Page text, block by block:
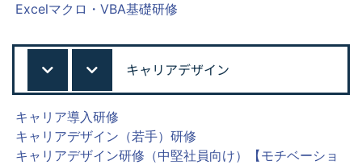
Excelマクロ・VBA基礎研修
キャリアデザイン
キャリア導入研修
キャリアデザイン（若手）研修
キャリアデザイン研修（中堅社員向け）【モチベーショ